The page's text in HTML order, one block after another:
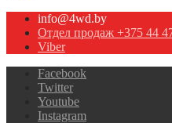
info@4wd.by
Отдел продаж +375 44
Viber
Facebook
Twitter
Youtube
Instagram